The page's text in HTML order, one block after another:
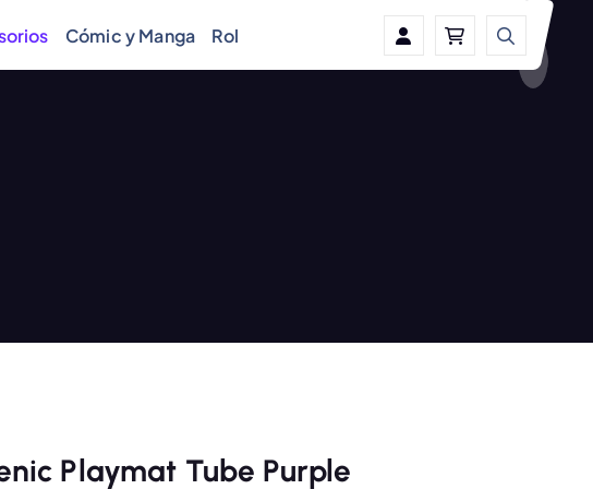
Cómic y Manga Rol
Playmat Tube Purple